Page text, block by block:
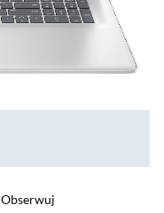
Obserwuj